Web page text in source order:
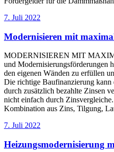
7. Juli 2022
Modernisieren mit
MODERNISIEREN MIT
und Modernisierungsförderungen
den eigenen Wänden zu erfüllen
Die richtige Baufinanzierung
durch zusätzlich bezahlte Zinsen
nicht einfach durch
Kombination aus Zins, Tilgung,
7. Juli 2022
Heizungsmodernisierung